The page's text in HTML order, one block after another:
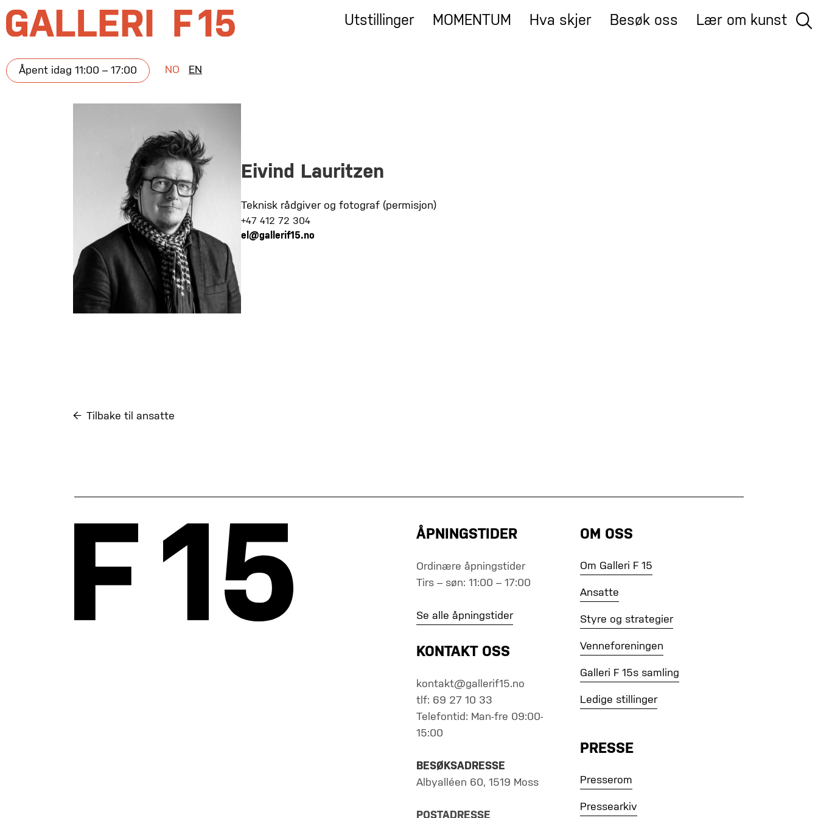
Utstillinger MOMENTUM Hva skjer Besøk oss Lær om kunst
Åpent idag 11:00 – 17:00 NO EN
Eivind Lauritzen
Teknisk rådgiver og fotograf (permisjon)
+47 412 72 304
el@gallerif15.no
Tilbake til ansatte
ÅPNINGSTIDER
Ordinære åpningstider
Tirs – søn: 11:00 – 17:00
Se alle åpningstider
KONTAKT OSS
kontakt@gallerif15.no
tlf: 69 27 10 33
Telefontid: Man-fre 09:00-
15:00
BESØKSADRESSE
Albyalléen 60, 1519 Moss
POSTADRESSE
OM OSS
Om Galleri F 15
Ansatte
Styre og strategier
Venneforeningen
Galleri F 15s samling
Ledige stillinger
PRESSE
Presserom
Pressearkiv